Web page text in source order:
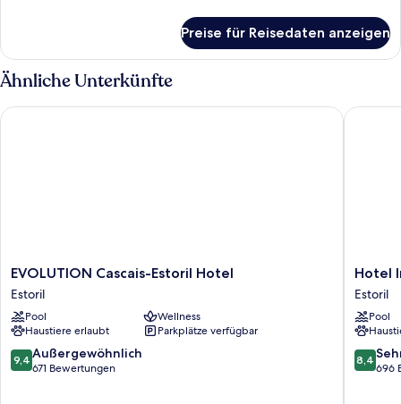
anzeigen
Doppel-
oder
-
Preise für Reisedaten anzeigen
Ähnliche Unterkünfte
EVOLUTION
Cascais-
Estoril
Hotel
Estoril
EVOLUTION Cascais-Estoril Hotel
Estoril
Pool
Wellness
Haustiere erlaubt
Parkplätze verfügbar
9.4
von
9,4 Außergewöhnlich
671 Bewertungen
EVOLUTION Cascais-Estoril Hotel
Hotel
Estoril
Hotel
Estoril
Pool
8.4
von
8,4
696
Hotel